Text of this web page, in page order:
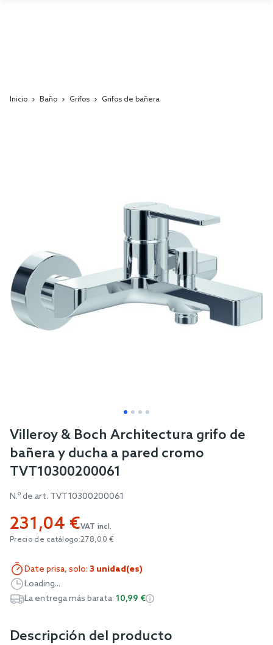
Inicio Baño Grifos Grifos de bañera
Skip
to
beginning
of
images
gallery
Villeroy & Boch Architectura grifo de
bañera y ducha a pared cromo
TVT10300200061
N.º de art. TVT10300200061
231,04 €VAT incl.
Precio de catálogo:278,00 €
Date prisa, solo: 3 unidad(es)
Loading...
La entrega más barata: 10,99 €
Descripción del producto